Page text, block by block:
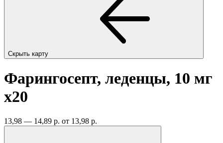
Скрыть карту
Фарингосепт, леденцы, 10 мг
x20
13,98 — 14,89 р. от 13,98 р.